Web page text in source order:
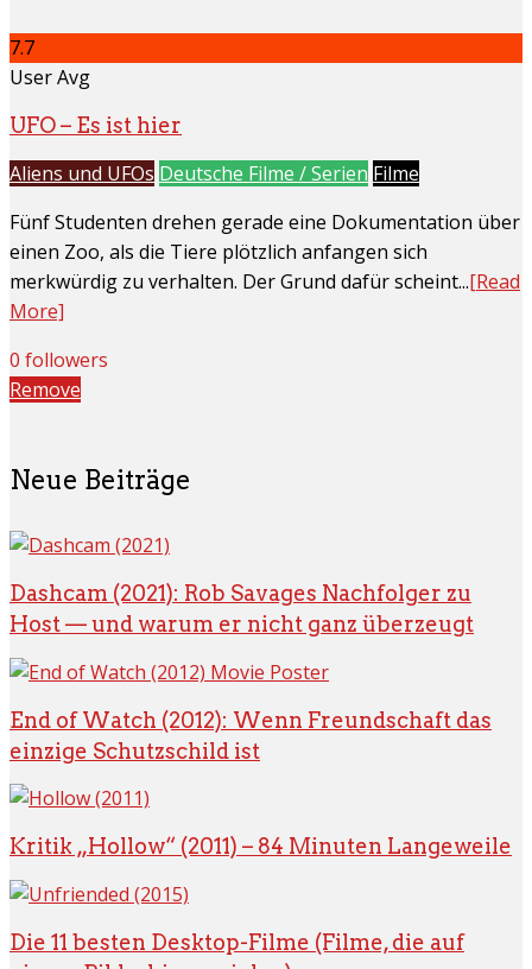
7.7
User Avg
UFO – Es ist hier
Aliens und UFOs Deutsche Filme / Serien Filme
Fünf Studenten drehen gerade eine Dokumentation über
einen Zoo, als die Tiere plötzlich anfangen sich
merkwürdig zu verhalten. Der Grund dafür scheint...[Read
More]
0 followers
Remove
Neue Beiträge
Dashcam (2021): Rob Savages Nachfolger zu
Host — und warum er nicht ganz überzeugt
End of Watch (2012): Wenn Freundschaft das
einzige Schutzschild ist
Kritik „Hollow“ (2011) – 84 Minuten Langeweile
Die 11 besten Desktop-Filme (Filme, die auf